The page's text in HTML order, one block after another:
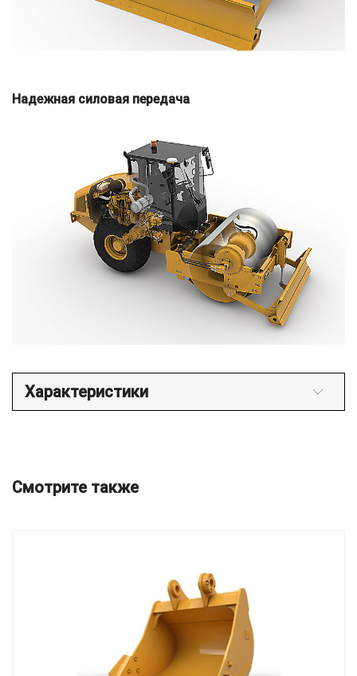
Надежная силовая передача
Характеристики
Смотрите также